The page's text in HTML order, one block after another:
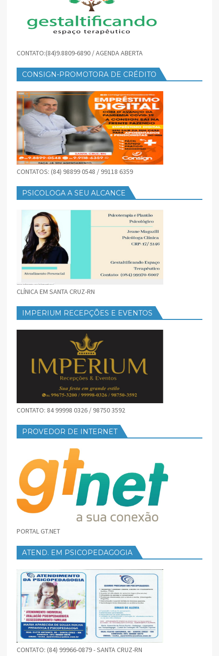
CONTATO:(84)9.8809-6890 / AGENDA ABERTA
CONSIGN-PROMOTORA DE CRÉDITO
CONTATOS: (84) 98899 0548 / 99118 6359
PSICOLOGA A SEU ALCANCE
CLÍNICA EM SANTA CRUZ-RN
IMPERIUM RECEPÇÕES E EVENTOS
CONTATO: 84 99998 0326 / 98750 3592
PROVEDOR DE INTERNET
PORTAL GT.NET
ATEND. EM PSICOPEDAGOGIA
CONTATO: (84) 99966-0879 - SANTA CRUZ-RN